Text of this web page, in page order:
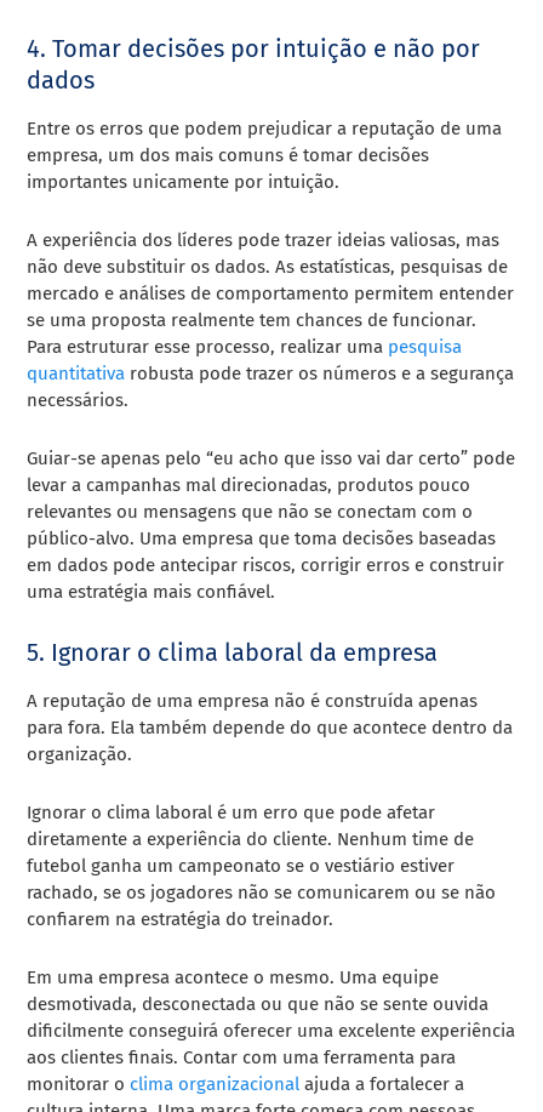
4. Tomar decisões por intuição e não por
dados
Entre os erros que podem prejudicar a reputação de uma
empresa, um dos mais comuns é tomar decisões
importantes unicamente por intuição.
A experiência dos líderes pode trazer ideias valiosas, mas
não deve substituir os dados. As estatísticas, pesquisas de
mercado e análises de comportamento permitem entender
se uma proposta realmente tem chances de funcionar.
Para estruturar esse processo, realizar uma pesquisa
quantitativa robusta pode trazer os números e a segurança
necessários.
Guiar-se apenas pelo “eu acho que isso vai dar certo” pode
levar a campanhas mal direcionadas, produtos pouco
relevantes ou mensagens que não se conectam com o
público-alvo. Uma empresa que toma decisões baseadas
em dados pode antecipar riscos, corrigir erros e construir
uma estratégia mais confiável.
5. Ignorar o clima laboral da empresa
A reputação de uma empresa não é construída apenas
para fora. Ela também depende do que acontece dentro da
organização.
Ignorar o clima laboral é um erro que pode afetar
diretamente a experiência do cliente. Nenhum time de
futebol ganha um campeonato se o vestiário estiver
rachado, se os jogadores não se comunicarem ou se não
confiarem na estratégia do treinador.
Em uma empresa acontece o mesmo. Uma equipe
desmotivada, desconectada ou que não se sente ouvida
dificilmente conseguirá oferecer uma excelente experiência
aos clientes finais. Contar com uma ferramenta para
monitorar o clima organizacional ajuda a fortalecer a